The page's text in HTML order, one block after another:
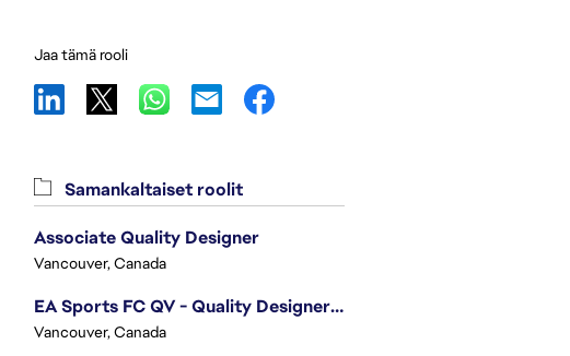
Jaa tämä rooli
Samankaltaiset roolit
Associate Quality Designer
Vancouver, Canada
EA Sports FC QV - Quality Designer (Companion App)
Vancouver, Canada